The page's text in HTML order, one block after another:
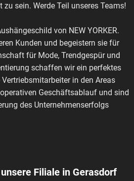
sein. Werde Teil unseres Teams!
von NEW YORKER.
Kunden und begeistern sie für
für Mode, Trendgespür und
schaffen wir ein perfektes
in den Areas
Geschäftsablauf und sind
des Unternehmenserfolgs
Filiale in Gerasdorf